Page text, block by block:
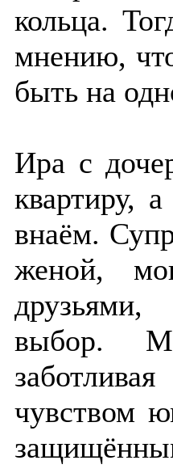
кольца.
мнению,
быть на
Ира с
квартиру,
внаём.
женой,
друзьями,
выбор.
чувством